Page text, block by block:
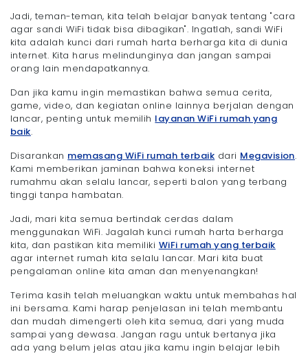
Jadi, teman-teman, kita telah belajar banyak tentang "cara
agar sandi WiFi tidak bisa dibagikan". Ingatlah, sandi WiFi
kita adalah kunci dari rumah harta berharga kita di dunia
internet. Kita harus melindunginya dan jangan sampai
orang lain mendapatkannya.
Dan jika kamu ingin memastikan bahwa semua cerita,
game, video, dan kegiatan online lainnya berjalan dengan
lancar, penting untuk memilih layanan WiFi rumah yang
baik.
Disarankan memasang WiFi rumah terbaik dari Megavision.
Kami memberikan jaminan bahwa koneksi internet
rumahmu akan selalu lancar, seperti balon yang terbang
tinggi tanpa hambatan.
Jadi, mari kita semua bertindak cerdas dalam
menggunakan WiFi. Jagalah kunci rumah harta berharga
kita, dan pastikan kita memiliki WiFi rumah yang terbaik
agar internet rumah kita selalu lancar. Mari kita buat
pengalaman online kita aman dan menyenangkan!
Terima kasih telah meluangkan waktu untuk membahas hal
ini bersama. Kami harap penjelasan ini telah membantu
dan mudah dimengerti oleh kita semua, dari yang muda
sampai yang dewasa. Jangan ragu untuk bertanya jika
ada yang belum jelas atau jika kamu ingin belajar lebih